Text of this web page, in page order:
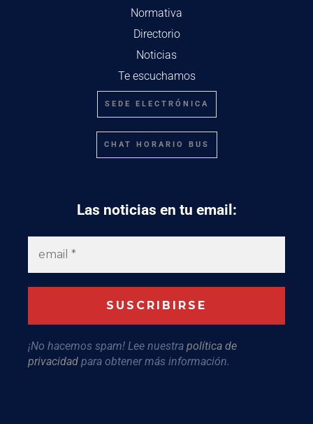
Normativa
Directorio
Noticias
Te escuchamos
SEDE ELECTRÓNICA
CHAT HORARIO BUS
Las noticias en tu email:
¡No hacemos spam! Lee nuestra política de
privacidad para obtener más información.